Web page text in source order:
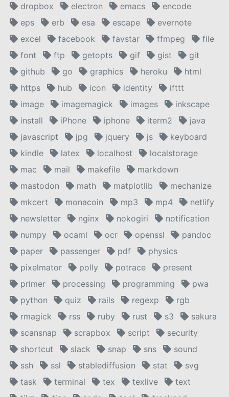
dropbox
electron emacs
encode
eps
erb esa escape
evernote
excel
facebook favstar ffmpeg
file
font
ftp getopts gif gist
git
github
go graphics heroku
html
https
hub icon identity
ifttt
image
imagemagick images
inkscape
install
iPhone iphone iterm2
java
javascript
jpg jquery js
keyboard
kindle
latex localhost
localstorage
mac
mail makefile
markdown
mastodon
math matplotlib
mechanize
mkcert
monacoin mp3 mp4
netlify
newsletter
nginx nokogiri
notification
numpy
ocaml ocr openssl
pandoc
paper
passenger pdf
physics
pixelmator
polly potrace
present
primer
processing programming
pwa
python
quiz rails regexp
rgb
rmagick
rss ruby rust s3
sakura
scansnap
scrapbox script
security
shortcut
slack snap sns
sound
ssh
ssl stablediffusion stat
svg
task
terminal tex texlive
text